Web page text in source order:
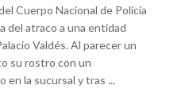
Cuerpo Nacional de Policía
del atraco a una entidad
Valdés. Al parecer un
su rostro con un
en la sucursal y tras ...